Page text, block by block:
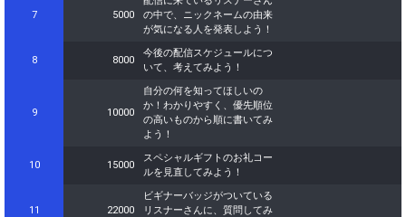
7 5000
の中で、ニックネームの由来
が気になる人を発表しよう！
8 8000
今後の配信スケジュールにつ
いて、考えてみよう！
9 10000
自分の何を知ってほしいの
か！わかりやすく、優先順位
の高いものから順に書いてみ
よう！
10 15000
スペシャルギフトのお礼コー
ルを見直してみよう！
11 22000
ビギナーバッジがついている
リスナーさんに、質問してみ